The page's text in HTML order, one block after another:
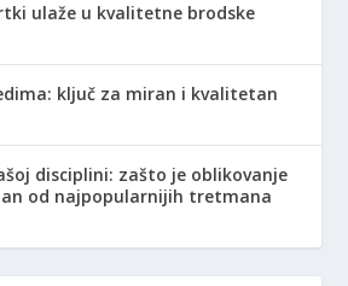
ulaže u kvalitetne brodske
ključ za miran i kvalitetan
disciplini: zašto je oblikovanje
od najpopularnijih tretmana